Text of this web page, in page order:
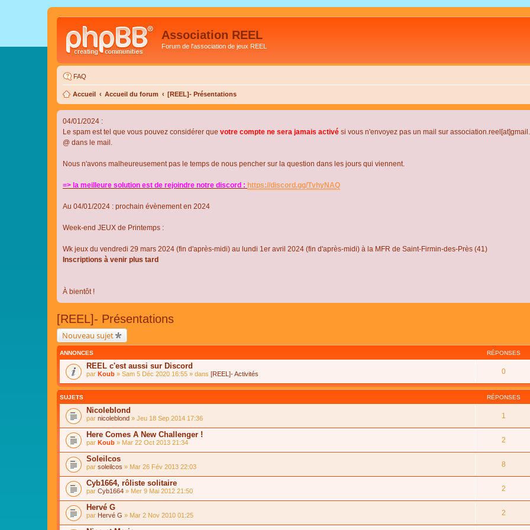
Association REEL
Forum de l'association de jeux REEL
FAQ
Accueil Accueil du forum [REEL]- Présentations
04/01/2024 :
Le spam est tel que vous pouvez considérer que votre compte ne sera jamais activé si vous n'envoyez pas un mail sur
@ dans le mail.
Nous n'avons malheureusement pas le temps de nous pencher sur la question dans les jours qui viennent.
=> la meilleure solution est de rejoindre notre discord : https://discord.gg/TvhyNAQ
Au 04/01/2024 : prochain évènement en 2024
Week-end JEUX de Printemps :
Wk jeux du vendredi 29 mars 2024 (fin d'après-midi) au lundi 1er avril 2024 (fin d'après-midi) à la MFR de Saint-Firmin-des-Près (41)
Inscriptions à venir plus tard
À bientôt !
[REEL]- Présentations
Nouveau sujet
ANNONCES RÉPONSES
REEL c'est aussi sur Discord
par Koub » Sam 5 Déc 2020 16:55 » dans [REEL]- Activités 0
SUJETS RÉPONSES
Nicoleblond
par nicoleblond » Jeu 18 Sep 2014 17:36 1
Here Comes A New Challenger !
par Koub » Mar 22 Oct 2013 21:34 2
Soleilcos
par soleilcos » Mar 26 Fév 2013 22:03 8
Cyb1664, rôliste solitaire
par Cyb1664 » Mer 9 Mai 2012 21:50 2
Hervé G
par Hervé G » Mar 2 Nov 2010 01:25 2